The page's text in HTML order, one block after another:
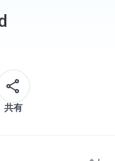
共有